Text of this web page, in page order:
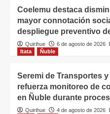
Coelemu destaca
mayor connotación
despliegue preventivo
Quirihue 6 de agosto de 2026
Itata
Ñuble
Seremi de Transportes
refuerza monitoreo de
en Ñuble durante
Quirihue 4 de agosto de 2026